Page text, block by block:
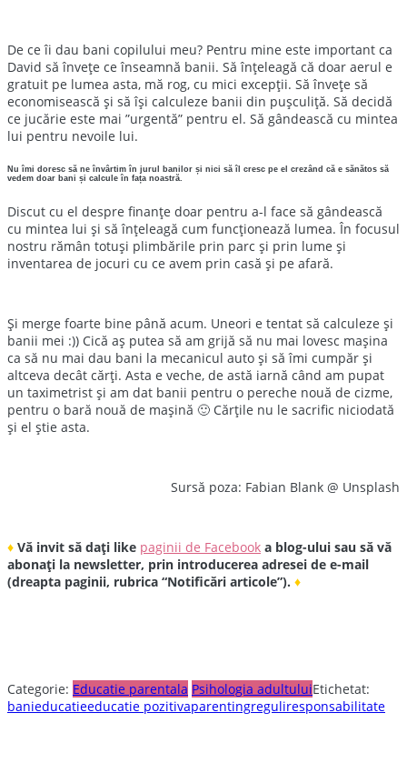
De ce îi dau bani copilului meu? Pentru mine este important ca
David să învețe ce înseamnă banii. Să înțeleagă că doar aerul e
gratuit pe lumea asta, mă rog, cu mici excepții. Să învețe să
economisească și să își calculeze banii din pușculiță. Să decidă
ce jucărie este mai ”urgentă” pentru el. Să gândească cu mintea
lui pentru nevoile lui.
Nu îmi doresc să ne învârtim în jurul banilor și nici să îl cresc pe el crezând că e sănătos să
vedem doar bani și calcule în fața noastră.
Discut cu el despre finanțe doar pentru a-l face să gândească
cu mintea lui și să înțeleagă cum funcționează lumea. În focusul
nostru rămân totuși plimbările prin parc și prin lume și
inventarea de jocuri cu ce avem prin casă și pe afară.
Și merge foarte bine până acum. Uneori e tentat să calculeze și
banii mei :)) Cică aș putea să am grijă să nu mai lovesc mașina
ca să nu mai dau bani la mecanicul auto și să îmi cumpăr și
altceva decât cărți. Asta e veche, de astă iarnă când am pupat
un taximetrist și am dat banii pentru o pereche nouă de cizme,
pentru o bară nouă de mașină 🙂 Cărțile nu le sacrific niciodată
și el știe asta.
Sursă poza: Fabian Blank @ Unsplash
♦ Vă invit să dați like paginii de Facebook a blog-ului sau să vă
abonați la newsletter, prin introducerea adresei de e-mail
(dreapta paginii, rubrica “Notificări articole”). ♦
Categorie: Educatie parentala Psihologia adultuluiEtichetat:
banieducatieeducatie pozitivaparentingreguliresponsabilitate